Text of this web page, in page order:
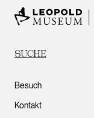
SUCHE
Besuch
Kontakt